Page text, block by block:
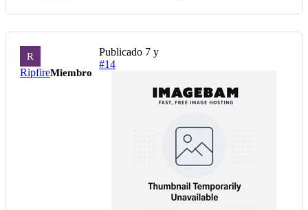
R
RipfireMiembro
Publicado 7 y
#14